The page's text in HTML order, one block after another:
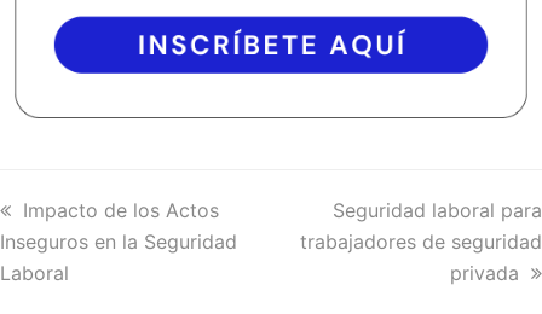
previous
post:
Impacto de los Actos
Inseguros en la Seguridad
Laboral
next
post:
Seguridad laboral para
trabajadores de seguridad
privada